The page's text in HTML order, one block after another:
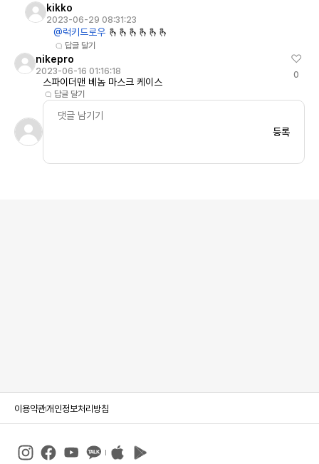
kikko
2023-06-29 08:31:23
@럭키드로우 🫰🫰🫰🫰🫰🫰
답글 달기
nikepro
2023-06-16 01:16:18
스파이더맨 베놈 마스크 케이스
답글 달기
0
등록
이용약관개인정보처리방침